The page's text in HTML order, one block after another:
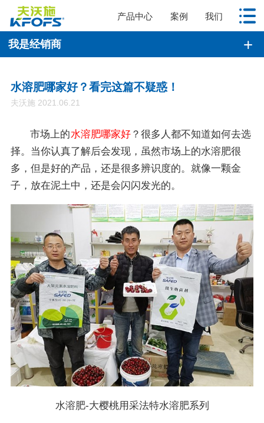
产品中心 案例 我们
我是经销商
水溶肥哪家好？看完这篇不疑惑！
夫沃施 2021.06.21
市场上的水溶肥哪家好 ？很多人都不知道如何去选
择。当你认真了解后会发现，虽然市场上的水溶肥很
多，但是好的产品，还是很多辨识度的。就像一颗金
子，放在泥土中，还是会闪闪发光的。
水溶肥-大樱桃用采法特水溶肥系列